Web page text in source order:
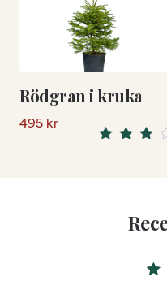
Rödgran i kruka
495 kr